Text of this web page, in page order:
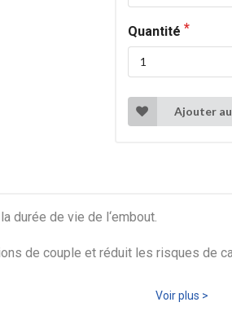
Quantité
Ajouter
durée de vie de l‘embout.
de couple et réduit les risques de
mouvements dans la vis (embouts
Voir plus >